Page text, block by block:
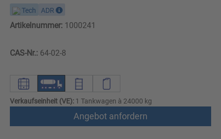
Tech ADR
Artikelnummer: 1000241
CAS-Nr.: 64-02-8
Verkaufseinheit (VE): 1 Tankwagen à 24000 kg
Angebot anfordern